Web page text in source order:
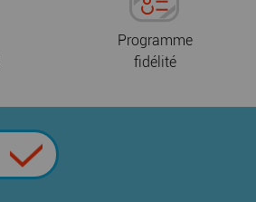
Programme
fidélité